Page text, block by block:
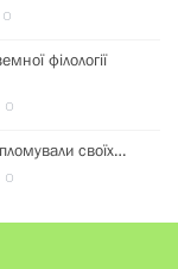
0
філології
0
своїх…
0